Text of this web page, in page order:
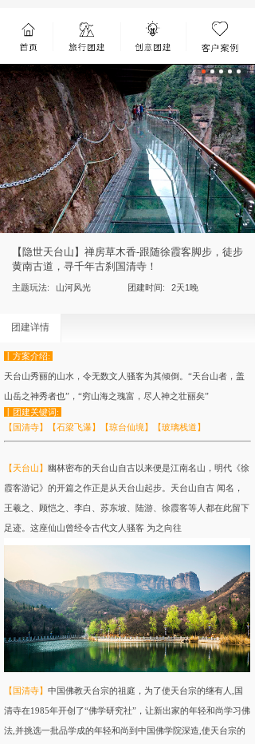
【隐世天台山】禅房草木香-跟随徐霞客脚步，徒步
黄南古道，寻千年古刹国清寺！
主题玩法: 山河风光 团建时间: 2天1晚
团建详情
丨方案介绍:
天台山秀丽的山水，令无数文人骚客为其倾倒。“天台山者，盖
山岳之神秀者也”，“穷山海之瑰富，尽人神之壮丽矣”
丨团建关键词:
【 国清寺】【石梁飞瀑】【琼台仙境】【玻璃栈道】
【天台山】 幽林密布的天台山自古以来便是江南名山，明代《徐
霞客游记》的开篇之作正是从天台山起步。天台山自古 闻名，
王羲之、顾恺之、李白、苏东坡、陆游、徐霞客等人都在此留下
足迹。这座仙山曾经令古代文人骚客 为之向往
【 国清寺】 中国佛教天台宗的祖庭，为了使天台宗的继有人,国
清寺在1985年开创了“佛学研究社”，让新出家的年轻和尚学习佛
法,并挑选一批品学成的年轻和尚到中国佛学院深造,使天台宗的